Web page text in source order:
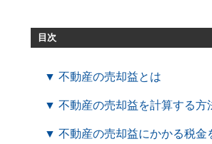
目次
▼ 不動産の売却益とは
▼ 不動産の売却益を計算する方
▼ 不動産の売却益にかかる税金